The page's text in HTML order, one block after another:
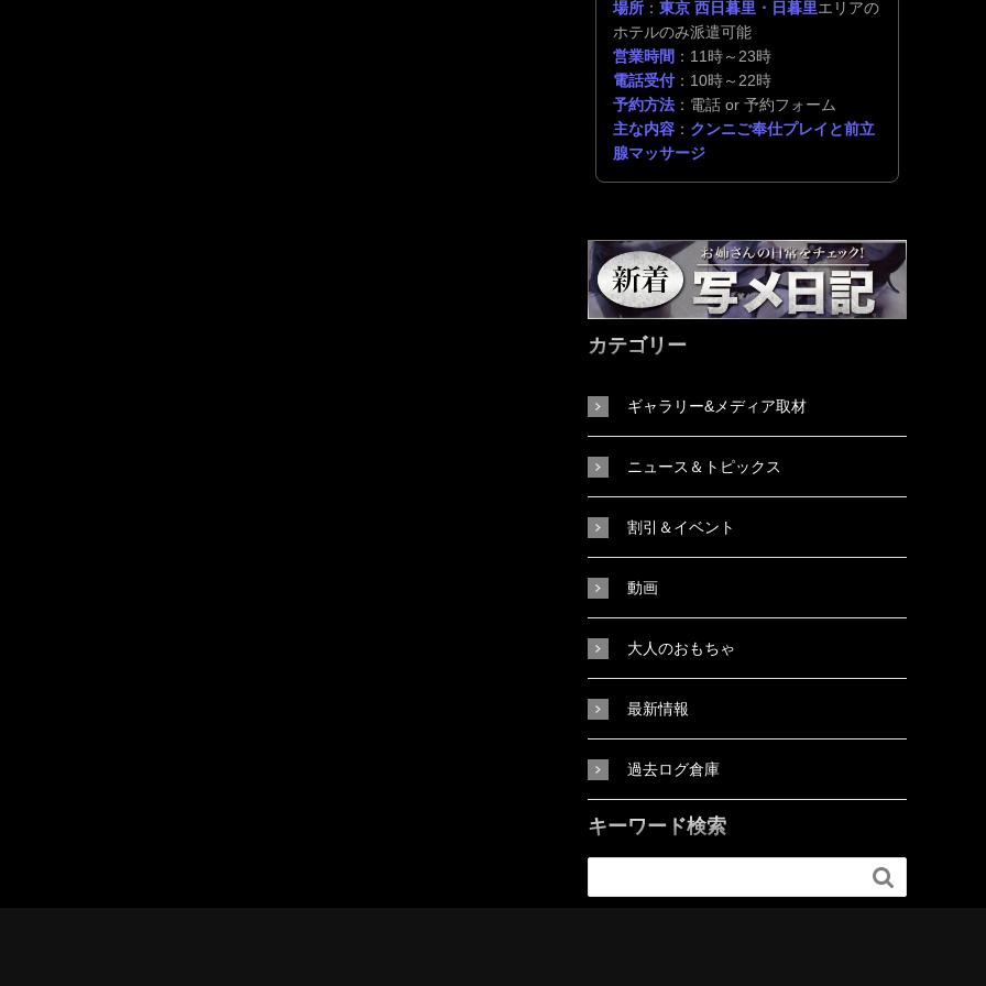
場所 ： 東京 西日暮里・日暮里エリアの
ホテルのみ派遣可能
営業時間 ：11時～23時
電話受付：10時～22時
予約方法 ：電話 or 予約フォーム
主な内容 ： クンニご奉仕プレイと前立
腺マッサージ
カテゴリー
ギャラリー&メディア取材
ニュース＆トピックス
割引＆イベント
動画
大人のおもちゃ
最新情報
過去ログ倉庫
キーワード検索
